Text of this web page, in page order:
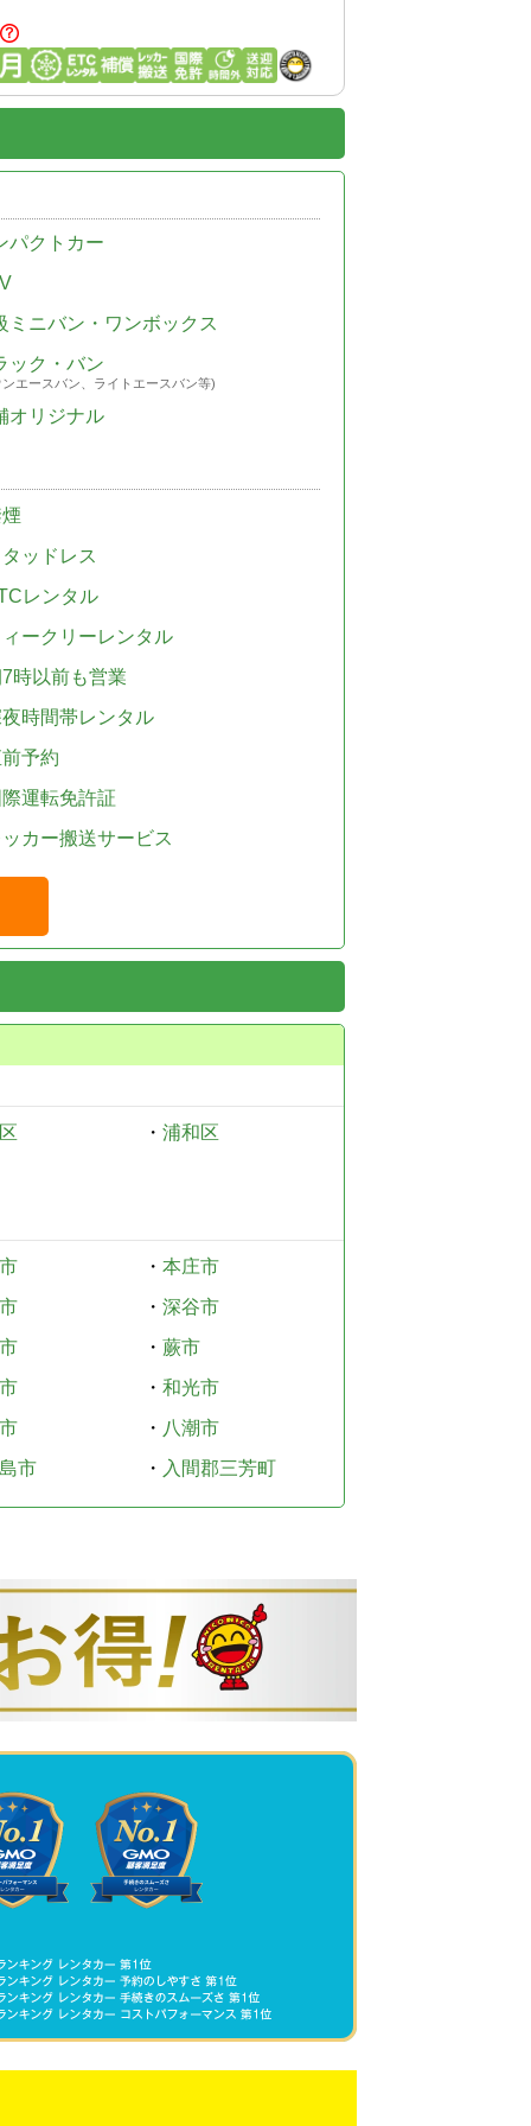
パクトカー
ミニバン・ワンボックス
ック・バン
エースバン、ライトエースバン等)
オリジナル
ッドレス
レンタル
ークリーレンタル
時以前も営業
時間帯レンタル
予約
運転免許証
カー搬送サービス
・ 浦和区
・ 本庄市
・ 深谷市
・ 蕨市
・ 和光市
・ 八潮市
市
・ 入間郡三芳町